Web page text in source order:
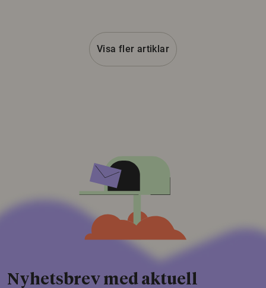
Visa fler artiklar
Nyhetsbrev med aktuell